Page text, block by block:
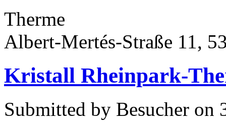
Therme
Albert-Mertés-Straße 11,
Kristall Rheinpark-
Submitted by Besucher on